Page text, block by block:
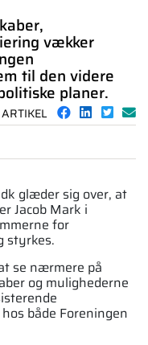
vækker
til den videre
planer.
glæder sig over, at
Jacob Mark i
for
styrkes.
se nærmere på
og mulighederne
både Foreningen